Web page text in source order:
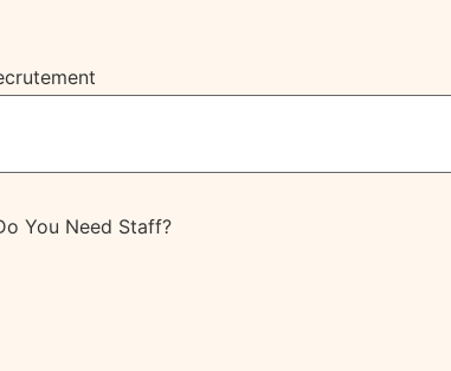
You Need Staff?